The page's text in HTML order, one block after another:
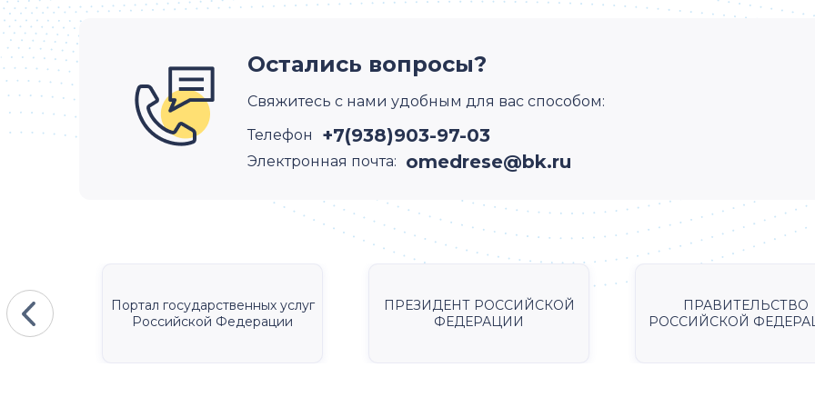
Остались вопросы?
Свяжитесь с нами удобным для вас способом:
Телефон
+7(938)903-97-03
Электронная почта: omedrese@bk.ru
Портал государственных услуг
Российской Федерации
ПРЕЗИДЕНТ РОССИЙСКОЙ
ФЕДЕРАЦИИ
ПРАВИТЕЛЬСТВО
РОССИЙСКОЙ